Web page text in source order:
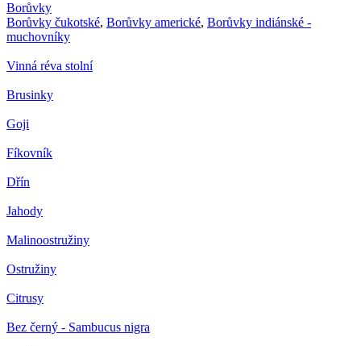
Borůvky
Borůvky čukotské, Borůvky americké, Borůvky indiánské -
muchovníky
Vinná réva stolní
Brusinky
Goji
Fíkovník
Dřín
Jahody
Malinoostružiny
Ostružiny
Citrusy
Bez černý - Sambucus nigra